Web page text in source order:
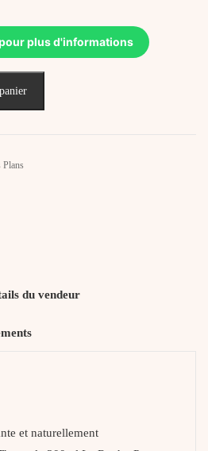
plus d'informations
Plans
du vendeur
et naturellement